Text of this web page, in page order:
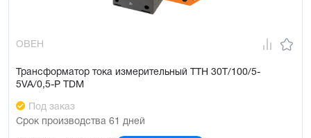
ОВЕН
Трансформатор тока измерительный ТТН 30T/100/5-
5VA/0,5-Р TDM
Под заказ
Срок производства 61 дней